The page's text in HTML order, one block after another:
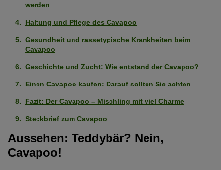
Pfoten)
von
Pfoten)
Wohnungshund
(3
5
Sehr
ausgeprägt
von
ausgeprägt
(4
Mittelmäßig
Gesund
Stark
Intelligent
Geringe Tendenz zu beißen
werden
Haltung und Pflege des Cavapoo
Gesundheit und rassetypische Krankheiten beim
Cavapoo
Geschichte und Zucht: Wie entstand der Cavapoo?
Einen Cavapoo kaufen: Darauf sollten Sie achten
Fazit: Der Cavapoo – Mischling mit viel Charme
Steckbrief zum Cavapoo
Aussehen: Teddybär? Nein,
Cavapoo!